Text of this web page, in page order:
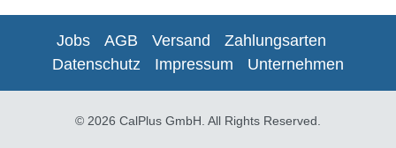
Jobs AGB Versand
Zahlungsarten
Datenschutz
Impressum Unternehmen
© 2026 CalPlus GmbH. All Rights Reserved.